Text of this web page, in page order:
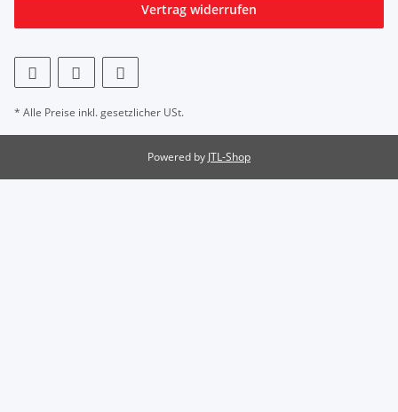
Vertrag widerrufen
* Alle Preise inkl. gesetzlicher USt.
Powered by JTL-Shop